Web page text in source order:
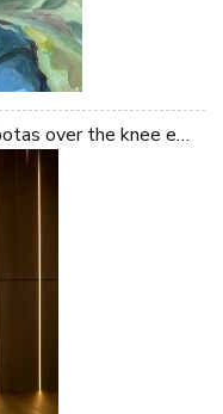
over the knee e…